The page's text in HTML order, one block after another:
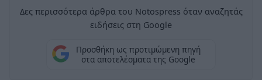
Δες περισσότερα άρθρα του Notospress όταν αναζητάς
ειδήσεις στη Google
Προσθήκη ως προτιμώμενη πηγή
στα αποτελέσματα της Google